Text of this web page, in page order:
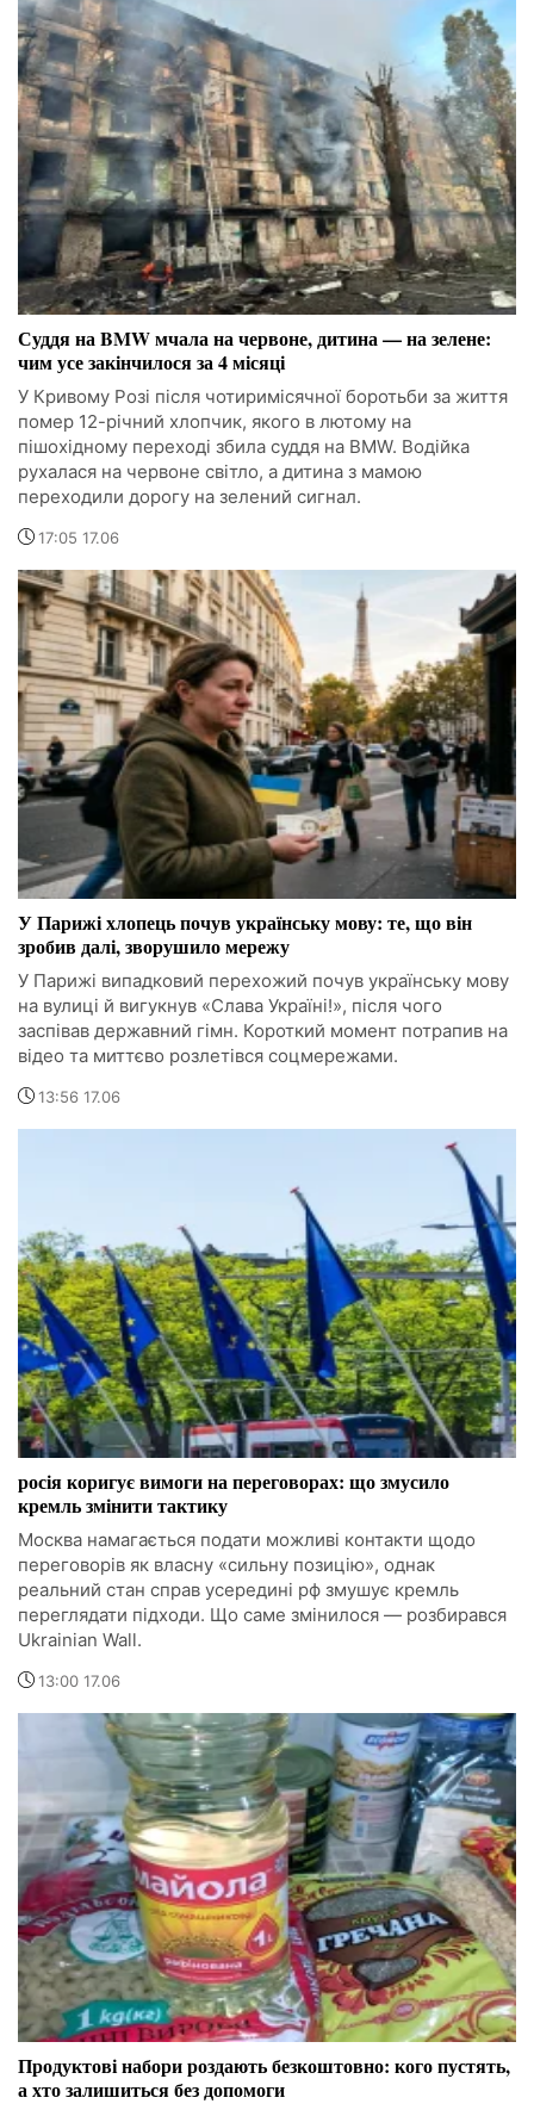
Суддя на BMW мчала на червоне, дитина — на зелене:
чим усе закінчилося за 4 місяці
У Кривому Розі після чотиримісячної боротьби за життя
помер 12-річний хлопчик, якого в лютому на
пішохідному переході збила суддя на BMW. Водійка
рухалася на червоне світло, а дитина з мамою
переходили дорогу на зелений сигнал.
17:05 17.06
У Парижі хлопець почув українську мову: те, що він
зробив далі, зворушило мережу
У Парижі випадковий перехожий почув українську мову
на вулиці й вигукнув «Слава Україні!», після чого
заспівав державний гімн. Короткий момент потрапив на
відео та миттєво розлетівся соцмережами.
13:56 17.06
росія коригує вимоги на переговорах: що змусило
кремль змінити тактику
Москва намагається подати можливі контакти щодо
переговорів як власну «сильну позицію», однак
реальний стан справ усередині рф змушує кремль
переглядати підходи. Що саме змінилося — розбирався
Ukrainian Wall.
13:00 17.06
Продуктові набори роздають безкоштовно: кого пустять,
а хто залишиться без допомоги